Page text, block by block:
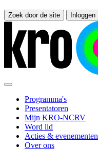
Zoek door de site Inloggen
Programma's
Presentatoren
Mijn KRO-NCRV
Word lid
Acties & evenementen
Over ons